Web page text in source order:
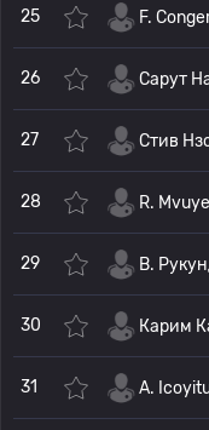
25 F.
26 Сарут
27 Стив
28 R.
29 B.
30 Карим
31 A.